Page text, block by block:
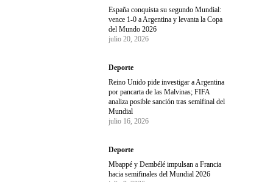
España conquista su segundo Mundial:
vence 1-0 a Argentina y levanta la Copa
del Mundo 2026
julio 20, 2026
Deporte
Reino Unido pide investigar a Argentina
por pancarta de las Malvinas; FIFA
analiza posible sanción tras semifinal del
Mundial
julio 16, 2026
Deporte
Mbappé y Dembélé impulsan a Francia
hacia semifinales del Mundial 2026